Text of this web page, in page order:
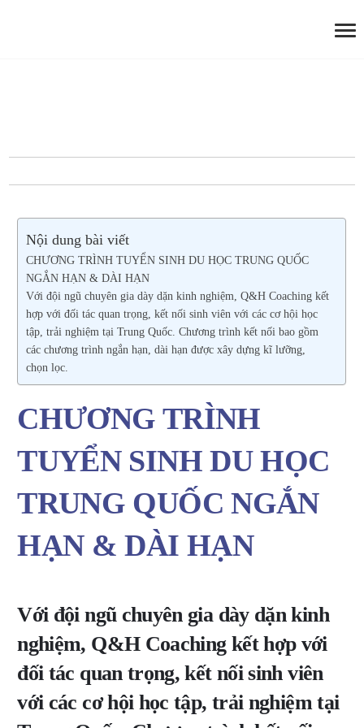
Nội dung bài viết
CHƯƠNG TRÌNH TUYỂN SINH DU HỌC TRUNG QUỐC
NGẮN HẠN & DÀI HẠN
Với đội ngũ chuyên gia dày dặn kinh nghiệm, Q&H Coaching kết
hợp với đối tác quan trọng, kết nối sinh viên với các cơ hội học
tập, trải nghiệm tại Trung Quốc. Chương trình kết nối bao gồm
các chương trình ngắn hạn, dài hạn được xây dựng kĩ lưỡng,
chọn lọc.
CHƯƠNG TRÌNH
TUYỂN SINH DU HỌC
TRUNG QUỐC NGẮN
HẠN & DÀI HẠN
Với đội ngũ chuyên gia dày dặn kinh
nghiệm, Q&H Coaching kết hợp với
đối tác quan trọng, kết nối sinh viên
với các cơ hội học tập, trải nghiệm tại